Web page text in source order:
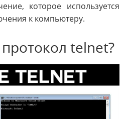
которое используется
к компьютеру.
telnet?